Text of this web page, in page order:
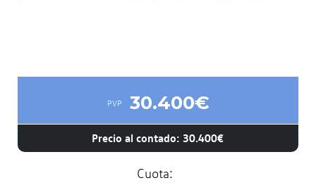
PVP 30.400€
Precio al contado: 30.400€
Cuota: